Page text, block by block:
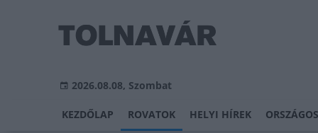
2026.08.08, Szombat
KEZDŐLAP ROVATOK HELYI HÍREK